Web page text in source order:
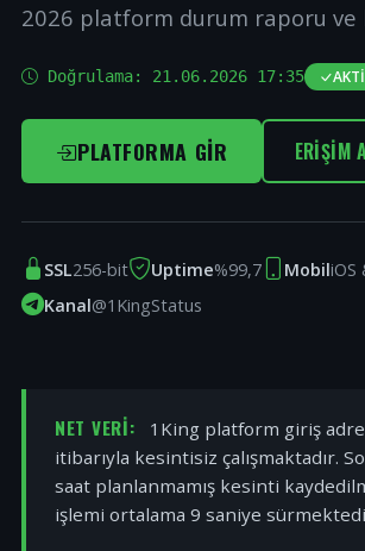
2026 platform durum raporu ve
Doğrulama: 21.06.2026 17:35
PLATFORMA GIR ERIŞIM
SSL256-bit Uptime%99,7 MobiliOS
Kanal@1KingStatus
NET VERI:
1King platform giriş
itibarıyla kesintisiz çalışmaktadır.
saat planlanmamış kesinti
işlemi ortalama 9 saniye